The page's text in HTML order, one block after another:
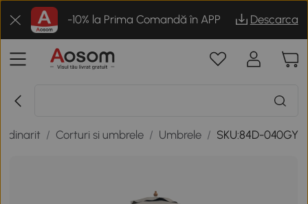
-10% la Prima Comandă în APP Descarca
/ Corturi si umbrele / Umbrele / SKU:84D-040GY